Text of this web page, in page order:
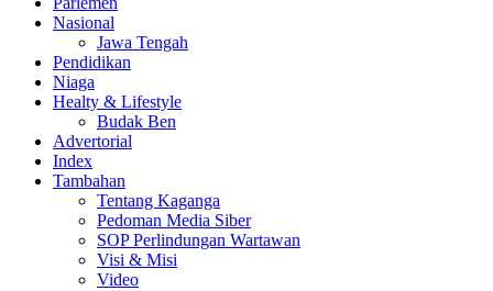
Nasional
Jawa Tengah
Pendidikan
Niaga
Healty & Lifestyle
Budak Ben
Advertorial
Index
Tambahan
Tentang Kaganga
Pedoman Media Siber
SOP Perlindungan Wartawan
Visi & Misi
Video